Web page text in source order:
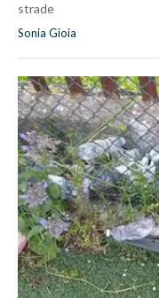
strade
Sonia Gioia